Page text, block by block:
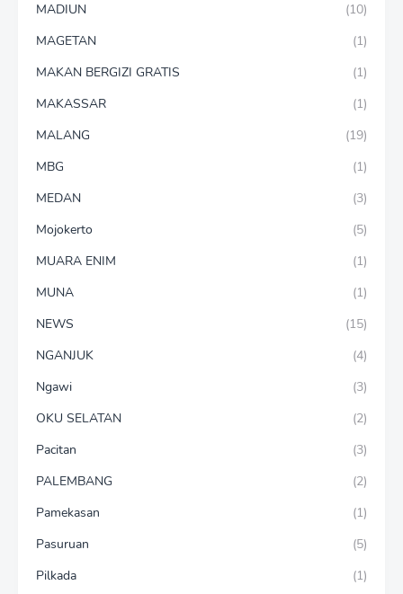
MADIUN
(10)
MAGETAN
(1)
MAKAN BERGIZI GRATIS
(1)
MAKASSAR
(1)
MALANG
(19)
MBG
(1)
MEDAN
(3)
Mojokerto
(5)
MUARA ENIM
(1)
MUNA
(1)
NEWS
(15)
NGANJUK
(4)
Ngawi
(3)
OKU SELATAN
(2)
Pacitan
(3)
PALEMBANG
(2)
Pamekasan
(1)
Pasuruan
(5)
Pilkada
(1)